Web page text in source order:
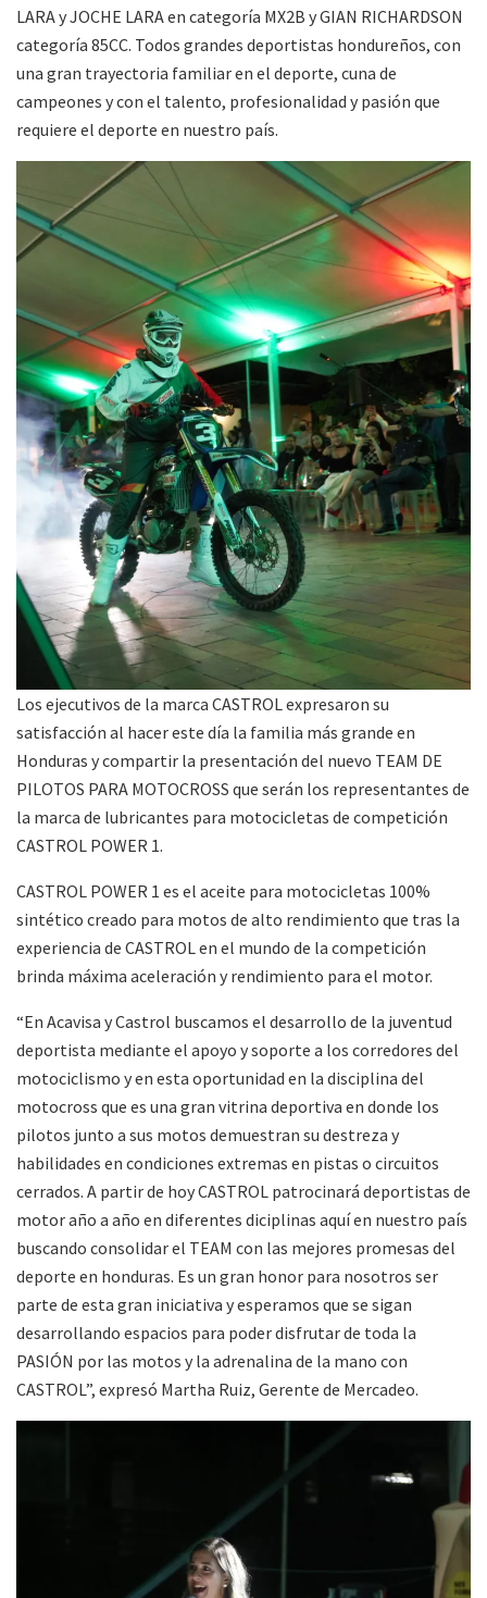
LARA y JOCHE LARA en categoría MX2B y GIAN RICHARDSON
categoría 85CC. Todos grandes deportistas hondureños, con
una gran trayectoria familiar en el deporte, cuna de
campeones y con el talento, profesionalidad y pasión que
requiere el deporte en nuestro país.
Los ejecutivos de la marca CASTROL expresaron su
satisfacción al hacer este día la familia más grande en
Honduras y compartir la presentación del nuevo TEAM DE
PILOTOS PARA MOTOCROSS que serán los representantes de
la marca de lubricantes para motocicletas de competición
CASTROL POWER 1.
CASTROL POWER 1 es el aceite para motocicletas 100%
sintético creado para motos de alto rendimiento que tras la
experiencia de CASTROL en el mundo de la competición
brinda máxima aceleración y rendimiento para el motor.
“En Acavisa y Castrol buscamos el desarrollo de la juventud
deportista mediante el apoyo y soporte a los corredores del
motociclismo y en esta oportunidad en la disciplina del
motocross que es una gran vitrina deportiva en donde los
pilotos junto a sus motos demuestran su destreza y
habilidades en condiciones extremas en pistas o circuitos
cerrados. A partir de hoy CASTROL patrocinará deportistas de
motor año a año en diferentes diciplinas aquí en nuestro país
buscando consolidar el TEAM con las mejores promesas del
deporte en honduras. Es un gran honor para nosotros ser
parte de esta gran iniciativa y esperamos que se sigan
desarrollando espacios para poder disfrutar de toda la
PASIÓN por las motos y la adrenalina de la mano con
CASTROL”, expresó Martha Ruiz, Gerente de Mercadeo.